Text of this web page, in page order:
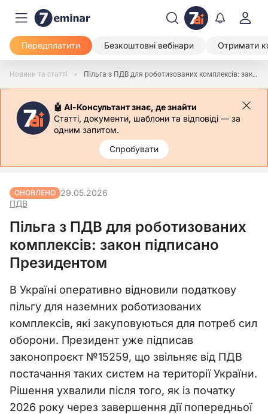
Передплатити Безкоштовні вебінари Отримати
Новини та статті Пільга з ПДВ для роботизованих комплексів: закон підписано Президентом
🤖 АІ-Консультант знає, де знайти
Статті, документи, шаблони та відповіді — за
одним запитом.
Спробувати
ОНОВЛЕНО
ПДВ
29.05.2026
Пільга з ПДВ для роботизованих
комплексів: закон підписано
Президентом
В Україні оперативно відновили податкову
пільгу для наземних роботизованих
комплексів, які закуповуються для потреб сил
оборони. Президент уже підписав
законопроєкт №15259, що звільняє від ПДВ
постачання таких систем на території України.
Рішення ухвалили після того, як із початку
2026 року через завершення дії попередньої